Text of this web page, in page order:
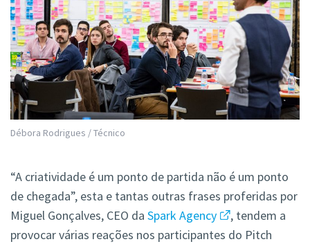
Débora Rodrigues / Técnico
“A criatividade é um ponto de partida não é um ponto
de chegada”, esta e tantas outras frases proferidas por
Miguel Gonçalves, CEO da Spark Agency
, tendem a
provocar várias reações nos participantes do Pitch